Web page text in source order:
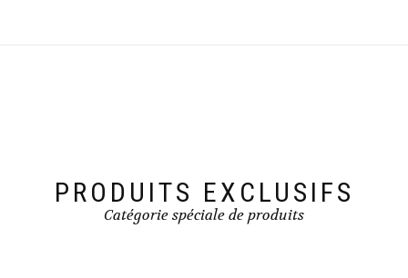
PRODUITS EXCLUSIFS
Catégorie spéciale de produits